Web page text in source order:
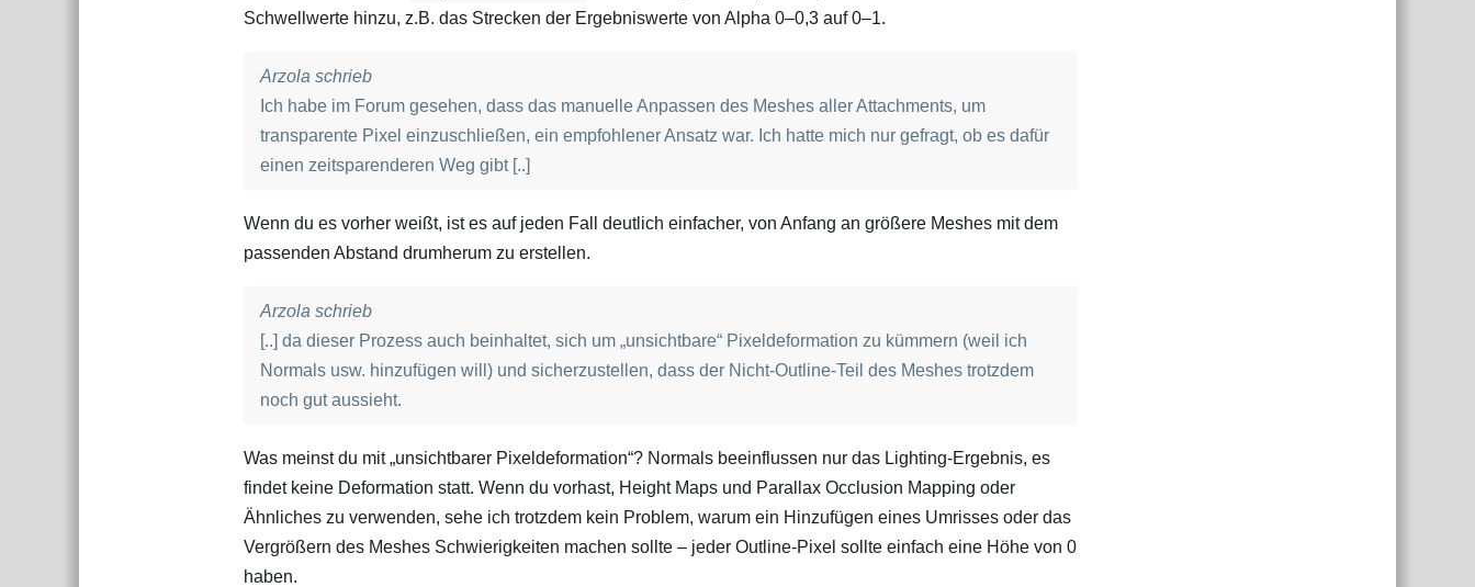
Schwellwerte hinzu, z.B. das Strecken der Ergebniswerte von Alpha 0–0,3 auf 0–1.
Arzola schrieb
Ich habe im Forum gesehen, dass das manuelle Anpassen des Meshes aller Attachments, um
transparente Pixel einzuschließen, ein empfohlener Ansatz war. Ich hatte mich nur gefragt, ob es dafür
einen zeitsparenderen Weg gibt [..]
Wenn du es vorher weißt, ist es auf jeden Fall deutlich einfacher, von Anfang an größere Meshes mit dem
passenden Abstand drumherum zu erstellen.
Arzola schrieb
[..] da dieser Prozess auch beinhaltet, sich um „unsichtbare“ Pixeldeformation zu kümmern (weil ich
Normals usw. hinzufügen will) und sicherzustellen, dass der Nicht‑Outline‑Teil des Meshes trotzdem
noch gut aussieht.
Was meinst du mit „unsichtbarer Pixeldeformation“? Normals beeinflussen nur das Lighting‑Ergebnis, es
findet keine Deformation statt. Wenn du vorhast, Height Maps und Parallax Occlusion Mapping oder
Ähnliches zu verwenden, sehe ich trotzdem kein Problem, warum ein Hinzufügen eines Umrisses oder das
Vergrößern des Meshes Schwierigkeiten machen sollte – jeder Outline‑Pixel sollte einfach eine Höhe von 0
haben.